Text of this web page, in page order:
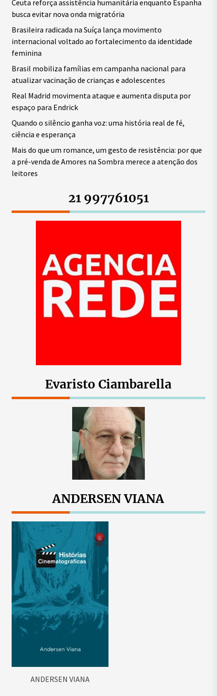
Ceuta reforça assistência humanitária enquanto Espanha
busca evitar nova onda migratória
Brasileira radicada na Suíça lança movimento
internacional voltado ao fortalecimento da identidade
feminina
Brasil mobiliza famílias em campanha nacional para
atualizar vacinação de crianças e adolescentes
Real Madrid movimenta ataque e aumenta disputa por
espaço para Endrick
Quando o silêncio ganha voz: uma história real de fé,
ciência e esperança
Mais do que um romance, um gesto de resistência: por que
a pré-venda de Amores na Sombra merece a atenção dos
leitores
21 997761051
Evaristo Ciambarella
ANDERSEN VIANA
ANDERSEN VIANA